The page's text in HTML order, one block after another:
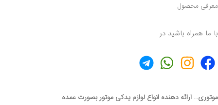
معرفی محصول
با ما همراه باشید در
موتوری… ارائه دهنده انواع لوازم یدکی موتور بصورت عمده